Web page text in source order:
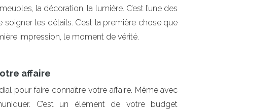
la décoration, la lumière. C’est l’une des
les détails. C’est la première chose que
impression, le moment de vérité.
affaire
pour faire connaître votre affaire. Même avec
C’est un élément de votre budget